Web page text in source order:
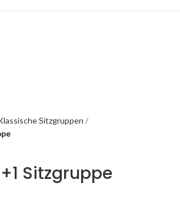
Sitzgruppen
Sitzgruppe